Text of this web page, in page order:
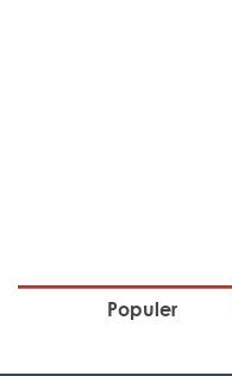
Populer